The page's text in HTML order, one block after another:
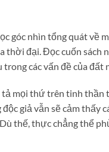
góc nhìn tổng quát về
thời đại. Đọc cuốn sách
các vấn đề của đất
tả mọi thứ trên tinh
giả vẫn sẽ cảm thấy
thế, thực chẳng thể